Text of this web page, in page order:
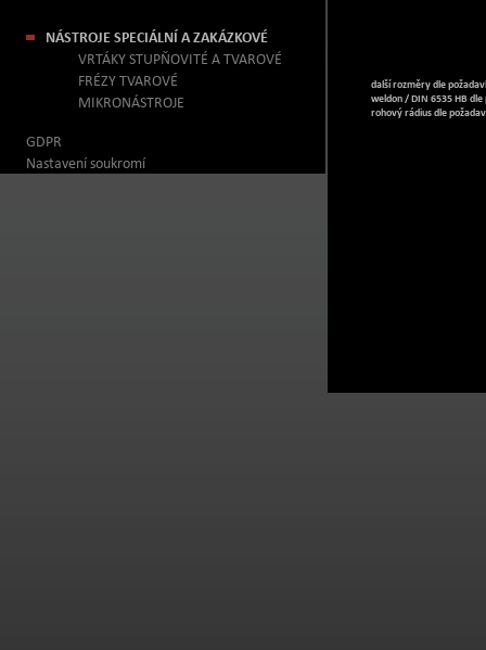
NÁSTROJE SPECIÁLNÍ A ZAKÁZKOVÉ
VRTÁKY STUPŇOVITÉ A TVAROVÉ
FRÉZY TVAROVÉ
MIKRONÁSTROJE
GDPR
Nastavení soukromí
další rozměry dle
weldon / DIN 6535 HB dle
rohový rádius dle